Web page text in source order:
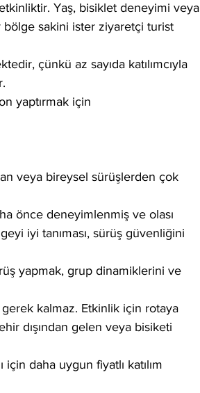
etkinliktir. Yaş, bisiklet deneyimi veya
sakini ister ziyaretçi turist
çünkü az sayıda katılımcıyla
yaptırmak için
veya bireysel sürüşlerden çok
önce deneyimlenmiş ve olası
iyi tanıması, sürüş güvenliğini
yapmak, grup dinamiklerini ve
kalmaz. Etkinlik için rotaya
dışından gelen veya bisiketi
daha uygun fiyatlı katılım